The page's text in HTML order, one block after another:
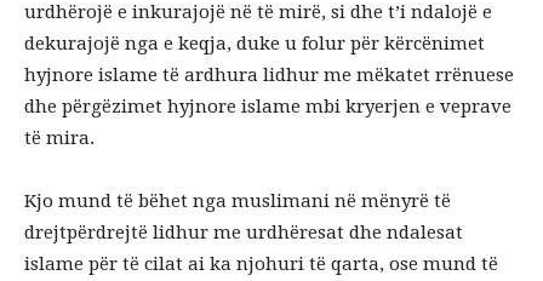
urdhërojë e inkurajojë në të mirë, si dhe t’i ndalojë e
dekurajojë nga e keqja, duke u folur për kërcënimet
hyjnore islame të ardhura lidhur me mëkatet rrënuese
dhe përgëzimet hyjnore islame mbi kryerjen e veprave
të mira.
Kjo mund të bëhet nga muslimani në mënyrë të
drejtpërdrejtë lidhur me urdhëresat dhe ndalesat
islame për të cilat ai ka njohuri të qarta, ose mund të